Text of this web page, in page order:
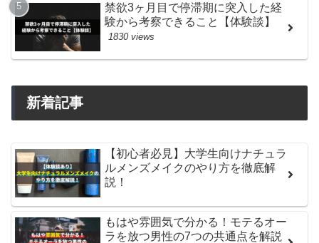
禁欲3ヶ月目で停滞期に突入した経
験から考察できること【体験談】
1830 views
新着記事
【初心者必見】大学生向けナチュラ
ルメンズメイクのやり方を徹底解
説！
もはや雰囲気で分かる！モテるオー
ラを放つ男性の7つの共通点を解説